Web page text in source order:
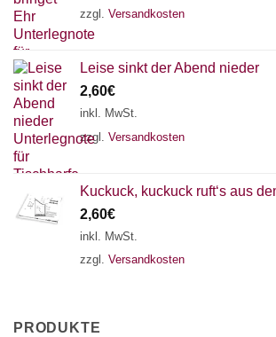
zzgl. Versandkosten
Leise sinkt der Abend nieder
2,60€
inkl. MwSt.
zzgl. Versandkosten
Kuckuck, kuckuck ruft‘s aus
2,60€
inkl. MwSt.
zzgl. Versandkosten
PRODUKTE